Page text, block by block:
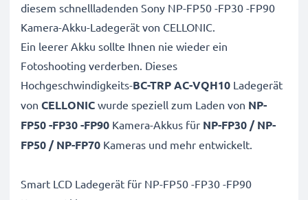
diesem schnellladenden Sony NP-FP50 -FP30 -FP90
Kamera-Akku-Ladegerät von CELLONIC.
Ein leerer Akku sollte Ihnen nie wieder ein
Fotoshooting verderben. Dieses
Hochgeschwindigkeits-BC-TRP AC-VQH10 Ladegerät
von CELLONIC wurde speziell zum Laden von NP-
FP50 -FP30 -FP90 Kamera-Akkus für NP-FP30 / NP-
FP50 / NP-FP70 Kameras und mehr entwickelt.
Smart LCD Ladegerät für NP-FP50 -FP30 -FP90